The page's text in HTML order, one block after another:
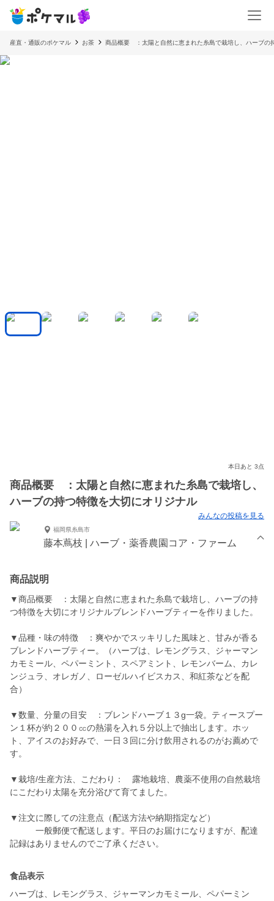
産直・通販のポケマル お茶 商品概要 ：太陽と自然に恵まれた糸島で栽培し、ハーブの
本日あと 3点
商品概要 ：太陽と自然に恵まれた糸島で栽培し、
ハーブの持つ特徴を大切にオリジナル
みんなの投稿を見る
福岡県糸島市
藤本蔦枝 | ハーブ・薬香農園コア・ファーム
商品説明
▼商品概要 ：太陽と自然に恵まれた糸島で栽培し、ハーブの持
つ特徴を大切にオリジナルブレンドハーブティーを作りました。
▼品種・味の特徴 ：爽やかでスッキリした風味と、甘みが香る
ブレンドハーブティー。（ハーブは、レモングラス、ジャーマン
カモミール、ペパーミント、スペアミント、レモンバーム、カレ
ンジュラ、オレガノ、ローゼルハイビスカス、和紅茶などを配
合）
▼数量、分量の目安 ：ブレンドハーブ１３g一袋。ティースプー
ン１杯が約２００㏄の熱湯を入れ５分以上で抽出します。ホッ
ト、アイスのお好みで、一日３回に分け飲用されるのがお薦めで
す。
▼栽培/生産方法、こだわり： 露地栽培、農薬不使用の自然栽培
にこだわり太陽を充分浴びて育てました。
▼注文に際しての注意点（配送方法や納期指定など）
一般郵便で配送します。平日のお届けになりますが、配達
食品表示
ハーブは、レモングラス、ジャーマンカモミール、ペパーミン